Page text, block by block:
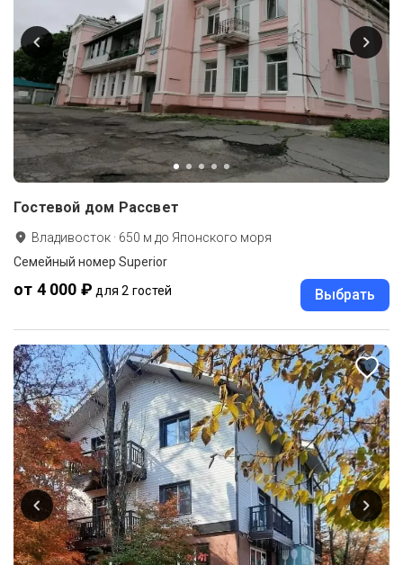
Гостевой дом Рассвет
Владивосток · 650 м до Японского моря
Семейный номер Superior
от 4 000 ₽ для 2 гостей Выбрать